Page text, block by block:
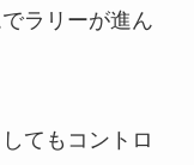
ラリーが進ん
てもコントロ